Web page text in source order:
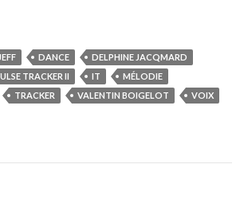
DANCE
DELPHINE JACQMARD
TRACKER II IT
MÉLODIE
TRACKER VALENTIN BOIGELOT
VOIX